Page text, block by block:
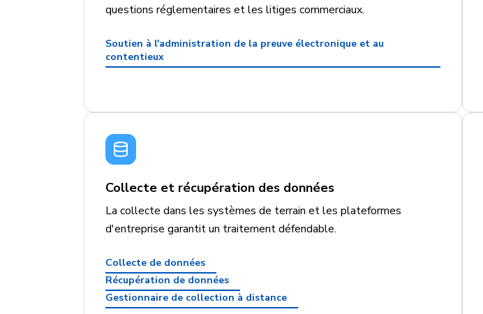
questions réglementaires et les litiges commerciaux.
Soutien à l'administration de la preuve électronique et au
contentieux
Collecte et récupération des données
La collecte dans les systèmes de terrain et les plateformes
d'entreprise garantit un traitement défendable.
Collecte de données
Récupération de données
Gestionnaire de collection à distance